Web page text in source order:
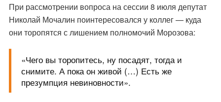
При рассмотрении вопроса на сессии 8 июля депутат
Николай Мочалин поинтересовался у коллег — куда
они торопятся с лишением полномочий Морозова:
«Чего вы торопитесь, ну посадят, тогда и
снимите. А пока он живой (…) Есть же
презумпция невиновности».